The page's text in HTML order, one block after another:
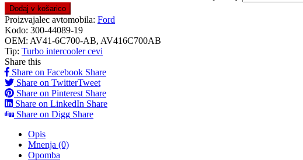
Dodaj v košarico
Proizvajalec avtomobila: Ford
Kodo: 300-44089-19
OEM: AV41-6C700-AB, AV416C700AB
Tip: Turbo intercooler cevi
Share this
Share on Facebook Share
Share on TwitterTweet
Share on Pinterest Share
Share on LinkedIn Share
Share on Digg Share
Opis
Mnenja (0)
Opomba